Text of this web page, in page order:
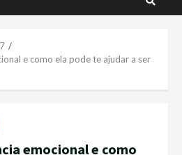
7
e como ela pode te ajudar a ser
emocional e como